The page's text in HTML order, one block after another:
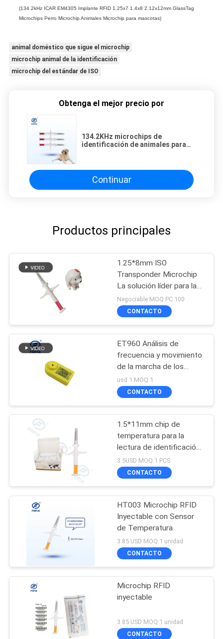
(134.2kHz ICAR EM4305 Implante RFID 1.25x7 1.4x8 2.12x12mm GlassTag
Microchips Perro Microchip Animales Microchip para mascotas)
animal doméstico que sigue el microchip
microchip animal de la identificación
microchip del estándar de ISO
Obtenga el mejor precio por
134.2KHz microchips de
identificación de animales para
Continuar
Productos principales
1.25*8mm ISO
Transponder Microchip
La solución líder para las
necesidades de
identificación
Negociable MOQ:PC 100
CONTACTO
ET960 Análisis de
frecuencia y movimiento
de la marcha de los
animales
usd 1 MOQ:1
CONTACTO
1.5*11mm chip de
temperatura para la
lectura de identificación
de animales y
temperatura corporal
3.5USD MOQ:1 PCS
CONTACTO
HT003 Microchip RFID
Inyectable con Sensor
de Temperatura
3.85 USD MOQ:1 unidad
CONTACTO
Microchip RFID
inyectable
3.85 USD MOQ:1 unidad
CONTACTO